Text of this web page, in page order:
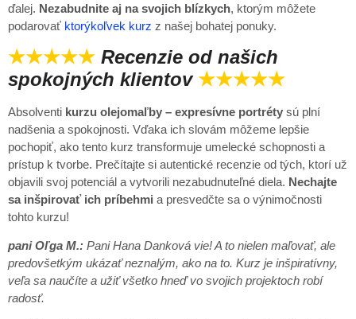
ďalej. Nezabudnite aj na svojich blízkych, ktorým môžete
podarovať ktorýkoľvek kurz z našej bohatej ponuky.
★★★★★ Recenzie od našich
spokojných klientov ★★★★★
Absolventi kurzu olejomaľby – expresívne portréty sú plní
nadšenia a spokojnosti. Vďaka ich slovám môžeme lepšie
pochopiť, ako tento kurz transformuje umelecké schopnosti a
prístup k tvorbe. Prečítajte si autentické recenzie od tých, ktorí už
objavili svoj potenciál a vytvorili nezabudnuteľné diela. Nechajte
sa inšpirovať ich príbehmi a presvedčte sa o výnimočnosti
tohto kurzu!
pani Oľga M.: Pani Hana Danková vie! A to nielen maľovať, ale
predovšetkým ukázať neznalým, ako na to. Kurz je inšpiratívny,
veľa sa naučíte a užiť všetko hneď vo svojich projektoch robí
radosť.